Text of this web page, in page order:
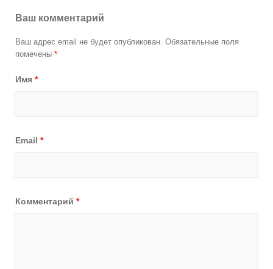
Ваш комментарий
Ваш адрес email не будет опубликован. Обязательные поля
помечены *
Имя *
Email *
Комментарий *